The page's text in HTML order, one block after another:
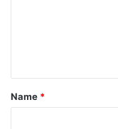
t
*
Name *